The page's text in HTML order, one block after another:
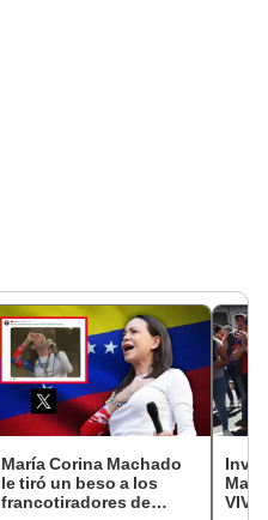
María Corina Machado
le tiró un beso a los
francotiradores de